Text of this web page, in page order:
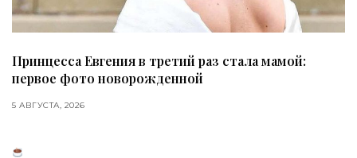
Принцесса Евгения в третий раз стала мамой:
первое фото новорожденной
5 АВГУСТА, 2026